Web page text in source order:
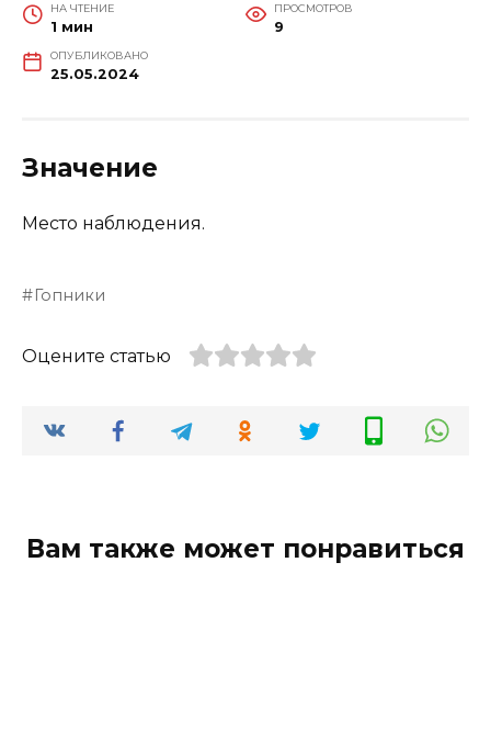
НА ЧТЕНИЕ
1 мин
ПРОСМОТРОВ
9
ОПУБЛИКОВАНО
25.05.2024
Значение
Место наблюдения.
Гопники
Оцените статью
Вам также может понравиться